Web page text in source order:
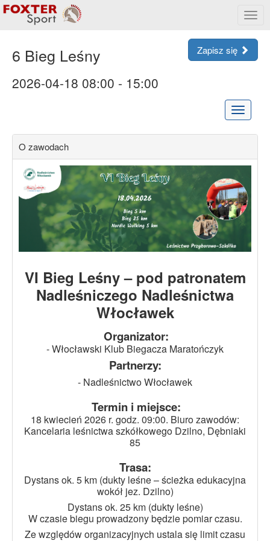
menu
6 Bieg Leśny Zapisz się
2026-04-18 08:00 - 15:00
Rozwiń
menu
O zawodach
VI Bieg Leśny – pod patronatem
Nadleśniczego Nadleśnictwa
Włocławek
Organizator:
- Włocławski Klub Biegacza Maratończyk
Partnerzy:
- Nadleśnictwo Włocławek
Termin i miejsce:
18 kwiecień 2026 r. godz. 09:00. Biuro zawodów:
Kancelaria leśnictwa szkółkowego Dzilno, Dębniaki
85
Trasa:
Dystans ok. 5 km (dukty leśne – ścieżka edukacyjna
wokół jez. Dzilno)
Dystans ok. 25 km (dukty leśne)
W czasie biegu prowadzony będzie pomiar czasu.
Ze względów organizacyjnych ustala się limit czasu